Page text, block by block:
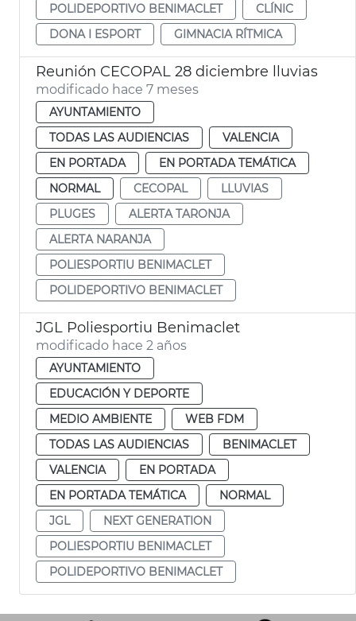
POLIDEPORTIVO BENIMACLET
CLÍNIC
DONA I ESPORT
GIMNACIA RÍTMICA
Reunión CECOPAL 28 diciembre lluvias
modificado hace 7 meses
AYUNTAMIENTO
TODAS LAS AUDIENCIAS
VALENCIA
EN PORTADA
EN PORTADA TEMÁTICA
NORMAL
CECOPAL
LLUVIAS
PLUGES
ALERTA TARONJA
ALERTA NARANJA
POLIESPORTIU BENIMACLET
POLIDEPORTIVO BENIMACLET
JGL Poliesportiu Benimaclet
modificado hace 2 años
AYUNTAMIENTO
EDUCACIÓN Y DEPORTE
MEDIO AMBIENTE
WEB FDM
TODAS LAS AUDIENCIAS
BENIMACLET
VALENCIA
EN PORTADA
EN PORTADA TEMÁTICA
NORMAL
JGL
NEXT GENERATION
POLIESPORTIU BENIMACLET
POLIDEPORTIVO BENIMACLET